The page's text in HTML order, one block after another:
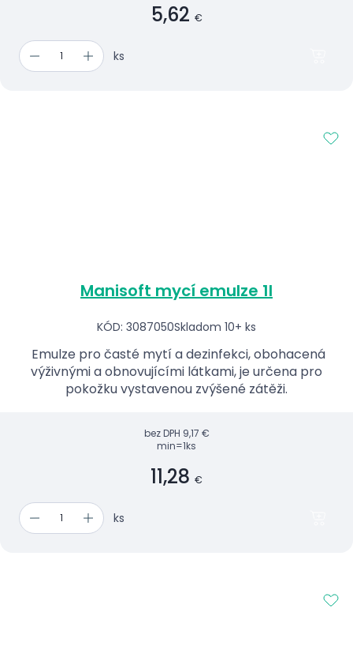
5,62 €
ks
Manisoft mycí emulze 1l
KÓD: 3087050Skladom 10+ ks
Emulze pro časté mytí a dezinfekci, obohacená
výživnými a obnovujícími látkami, je určena pro
pokožku vystavenou zvýšené zátěži.
bez DPH 9,17 €
min=1ks
11,28 €
ks